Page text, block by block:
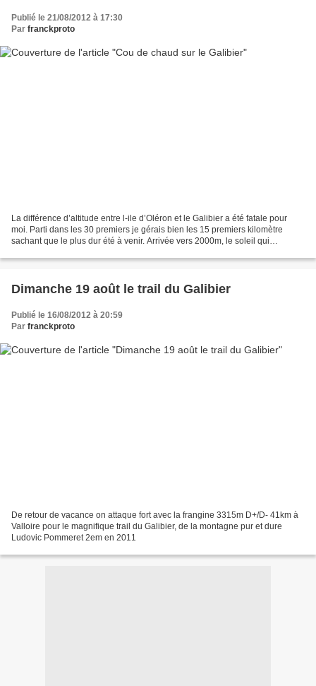
Publié le 21/08/2012 à 17:30
Par franckproto
La différence d’altitude entre l-ile d’Oléron et le Galibier a été fatale pour
moi. Parti dans les 30 premiers je gérais bien les 15 premiers kilomètre
sachant que le plus dur été à venir. Arrivée vers 2000m, le soleil qui
Dimanche 19 août le trail du Galibier
Publié le 16/08/2012 à 20:59
Par franckproto
De retour de vacance on attaque fort avec la frangine 3315m D+/D- 41km à
Valloire pour le magnifique trail du Galibier, de la montagne pur et dure
Ludovic Pommeret 2em en 2011